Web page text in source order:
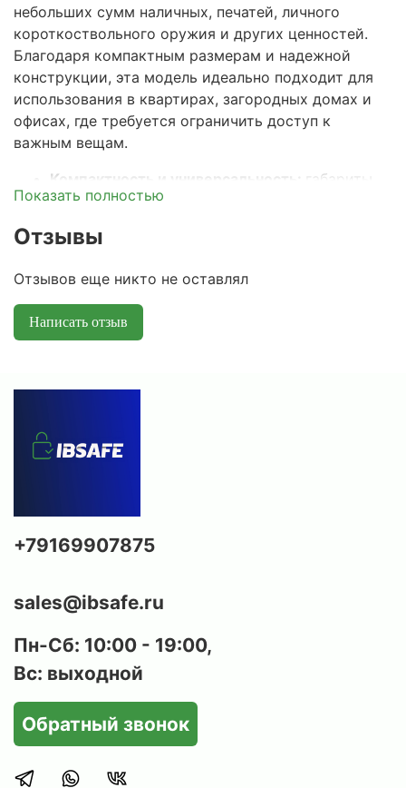
небольших сумм наличных, печатей, личного
короткоствольного оружия и других ценностей.
Благодаря компактным размерам и надежной
конструкции, эта модель идеально подходит для
использования в квартирах, загородных домах и
офисах, где требуется ограничить доступ к
важным вещам.
Компактность и универсальность:
габариты
сейфа позволяют установить его в любом
на даче. Он отлично впишется в интерьер и не
Прочная стальная конструкция:
дверь изготовлены из стали, что обеспечивает
базовую защиту от несанкционированного
аварийного открывания мастер-ключом, что
установка биометрического кодового замка
PLS FD).
предусмотрены отверстия для крепления
сейфа к стене и/или полу, что предотвращает
вынос сейфа злоумышленниками.
Стильный внешний вид:
эффектом молотковой эмали, которая
защищает корпус от царапин и придает
Показать полностью
Отзывы
Отзывов еще никто не оставлял
Написать отзыв
+79169907875
sales@ibsafe.ru
Пн-Сб: 10:00 - 19:00,
Вс: выходной
Обратный звонок